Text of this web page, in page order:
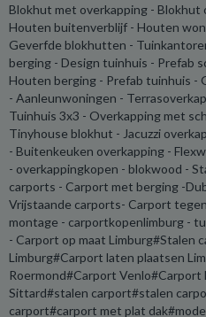
Blokhut met overkapping - Blokhut
Houten buitenverblijf - Houten
Geverfde blokhutten -
berging - Design tuinhuis - Prefab
Houten berging - Prefab tuinhuis -
- Aanleunwoningen -
Tuinhuis 3x3 - Overkapping met
Tinyhouse blokhut - Jacuzzi
- Buitenkeuken overkapping -
- overkappingkopen - blokwood -
carports - Carport met berging -
Vrijstaande carports- Carport
montage - carportkopenlimburg -
- Carport op maat Limburg#Stalen
Limburg#Carport laten plaatsen
Roermond#Carport
Sittard#stalen carport#stalen
carport#carport met plat